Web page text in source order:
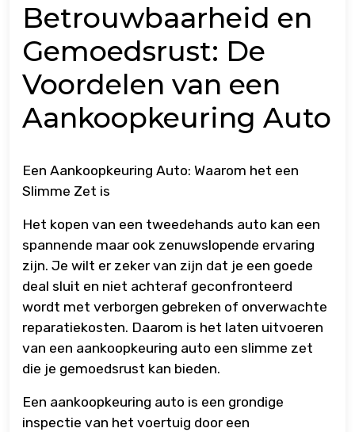
Betrouwbaarheid en
Gemoedsrust: De
Voordelen van een
Aankoopkeuring Auto
Een Aankoopkeuring Auto: Waarom het een
Slimme Zet is
Het kopen van een tweedehands auto kan een
spannende maar ook zenuwslopende ervaring
zijn. Je wilt er zeker van zijn dat je een goede
deal sluit en niet achteraf geconfronteerd
wordt met verborgen gebreken of onverwachte
reparatiekosten. Daarom is het laten uitvoeren
van een aankoopkeuring auto een slimme zet
die je gemoedsrust kan bieden.
Een aankoopkeuring auto is een grondige
inspectie van het voertuig door een